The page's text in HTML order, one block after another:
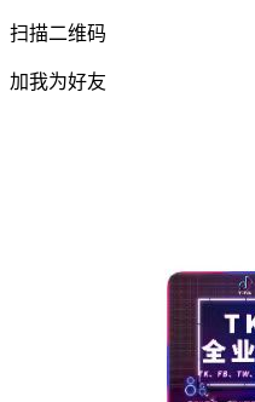
扫描二维码
加我为好友